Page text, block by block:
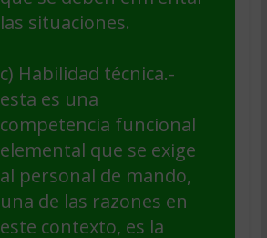
las situaciones.
c) Habilidad técnica.-
esta es una
competencia funcional
elemental que se exige
al personal de mando,
una de las razones en
este contexto, es la